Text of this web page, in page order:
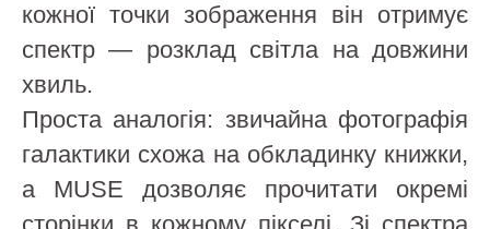
кожної точки зображення він отримує
спектр — розклад світла на довжини
хвиль.
Проста аналогія: звичайна фотографія
галактики схожа на обкладинку книжки,
а MUSE дозволяє прочитати окремі